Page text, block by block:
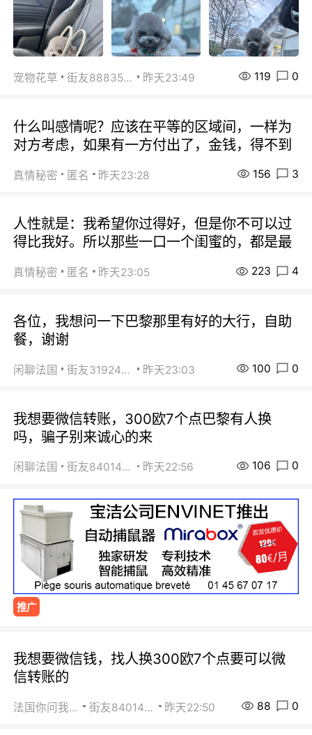
宠物花草 街友88835518 昨天23:49 119 0
什么叫感情呢？应该在平等的区域间，一样为
对方考虑，如果有一方付出了，金钱，得不到
真情秘密 匿名 昨天23:28 156 3
人性就是：我希望你过得好，但是你不可以过
得比我好。所以那些一口一个闺蜜的，都是最
真情秘密 匿名 昨天23:05 223 4
各位，我想问一下巴黎那里有好的大行，自助
餐，谢谢
闲聊法国 街友31924072 昨天23:03 100 0
我想要微信转账，300欧7个点巴黎有人换
吗，骗子别来诚心的来
闲聊法国 街友84014588 昨天22:56 106 0
推广
我想要微信钱，找人换300欧7个点要可以微
信转账的
法国你问我答 街友84014588 昨天22:50 88 0